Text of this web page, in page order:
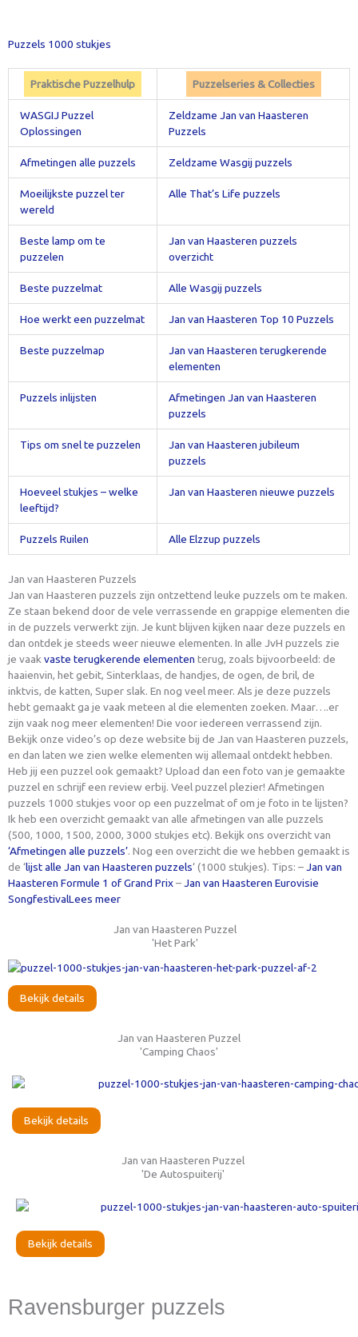
Puzzels 1000 stukjes
Praktische Puzzelhulp Puzzelseries & Collecties
WASGIJ Puzzel
Oplossingen
Zeldzame Jan van Haasteren
Puzzels
Afmetingen alle puzzels Zeldzame Wasgij puzzels
Moeilijkste puzzel ter
wereld
Alle That’s Life puzzels
Beste lamp om te
puzzelen
Jan van Haasteren puzzels
overzicht
Beste puzzelmat Alle Wasgij puzzels
Hoe werkt een puzzelmat Jan van Haasteren Top 10 Puzzels
Beste puzzelmap
Jan van Haasteren terugkerende
elementen
Puzzels inlijsten
Afmetingen Jan van Haasteren
puzzels
Tips om snel te puzzelen
Jan van Haasteren jubileum
puzzels
Hoeveel stukjes – welke
leeftijd?
Jan van Haasteren nieuwe puzzels
Puzzels Ruilen Alle Elzzup puzzels
Jan van Haasteren Puzzels
Jan van Haasteren puzzels zijn ontzettend leuke puzzels om te maken.
Ze staan bekend door de vele verrassende en grappige elementen die
in de puzzels verwerkt zijn. Je kunt blijven kijken naar deze puzzels en
dan ontdek je steeds weer nieuwe elementen. In alle JvH puzzels zie
je vaakvaste terugkerende elementen terug, zoals bijvoorbeeld: de
haaienvin, het gebit, Sinterklaas, de handjes, de ogen, de bril, de
inktvis, de katten, Super slak. En nog veel meer. Als je deze puzzels
hebt gemaakt ga je vaak meteen al die elementen zoeken. Maar….er
zijn vaak nog meer elementen! Die voor iedereen verrassend zijn.
Bekijk onze video’s op deze website bij de Jan van Haasteren puzzels,
en dan laten we zien welke elementen wij allemaal ontdekt hebben.
Heb jij een puzzel ook gemaakt? Upload dan een foto van je gemaakte
puzzel en schrijf een review erbij. Veel puzzel plezier! Afmetingen
puzzels 1000 stukjes voor op een puzzelmat of om je foto in te lijsten?
Ik heb een overzicht gemaakt van alle afmetingen van alle puzzels
(500, 1000, 1500, 2000, 3000 stukjes etc). Bekijk ons overzicht van
‘Afmetingen alle puzzels’. Nog een overzicht die we hebben gemaakt is
de ‘lijst alle Jan van Haasteren puzzels‘ (1000 stukjes). Tips: –Jan van
Haasteren Formule 1 of Grand Prix–Jan van Haasteren Eurovisie
SongfestivalLees meer
Jan van Haasteren Puzzel
'Het Park'
Bekijk details
Jan van Haasteren Puzzel
'Camping Chaos'
Bekijk details
Jan van Haasteren Puzzel
'De Autospuiterij'
Bekijk details
Ravensburger puzzels